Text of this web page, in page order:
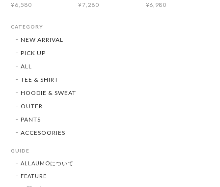
¥6,580
¥7,280
¥6,980
CATEGORY
NEW ARRIVAL
PICK UP
ALL
TEE & SHIRT
HOODIE & SWEAT
OUTER
PANTS
ACCESOORIES
GUIDE
ALLAUMOについて
FEATURE